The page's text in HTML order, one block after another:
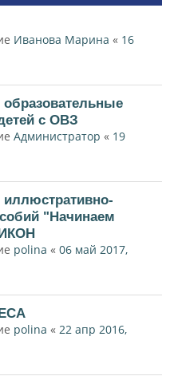
Иванова Марина « 16
с ОВЗ
Администратор « 19
иллюстративно-
"Начинаем
polina « 06 май 2017,
polina « 22 апр 2016,